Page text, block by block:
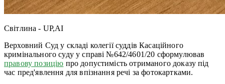
Світлина - UP,AI
Верховний Суд у складі колегії суддів Касаційного
кримінального суду у справі №642/4601/20 сформулював
правову позицію про допустимість отриманого доказу під
час пред'явлення для впізнання речі за фотокартками.